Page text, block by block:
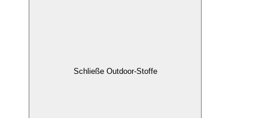
Schließe Outdoor-Stoffe